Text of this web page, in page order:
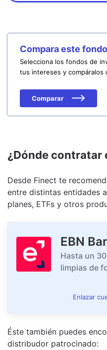
Compara este
Selecciona los fondos de
tus intereses y compáralos
Comparar
¿Dónde contratar
Desde Finect te
entre distintas entidades
planes, ETFs y otros
EBN
Hasta un
limpias de
Enlazar
Éste también puedes
distribudor patrocinado: